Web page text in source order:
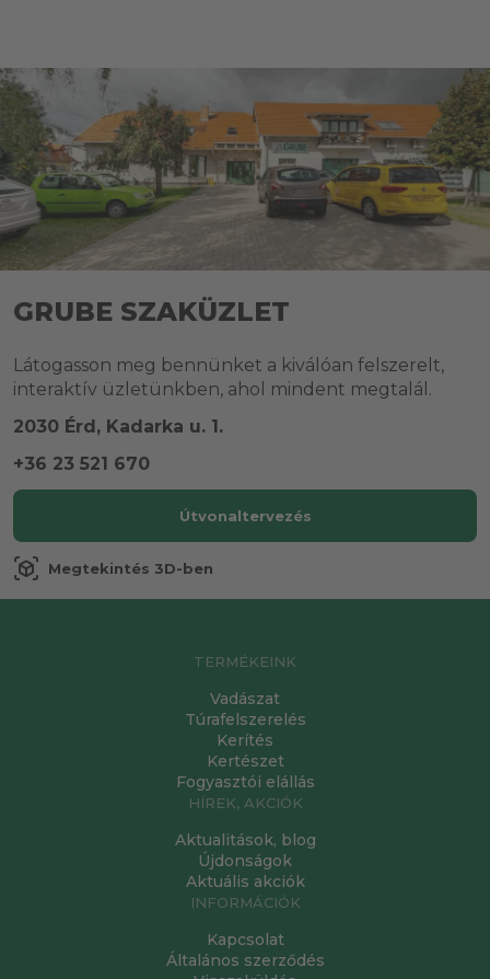
GRUBE SZAKÜZLET
Látogasson meg bennünket a kiválóan felszerelt,
interaktív üzletünkben, ahol mindent megtalál.
2030 Érd, Kadarka u. 1.
+36 23 521 670
Útvonaltervezés
view_in_ar Megtekintés 3D-ben
TERMÉKEINK
Vadászat
Túrafelszerelés
Kerítés
Kertészet
Fogyasztói elállás
HÍREK, AKCIÓK
Aktualitások, blog
Újdonságok
Aktuális akciók
INFORMÁCIÓK
Kapcsolat
Általános szerződés